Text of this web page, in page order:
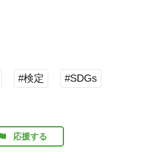
#検定 #SDGs
応援する